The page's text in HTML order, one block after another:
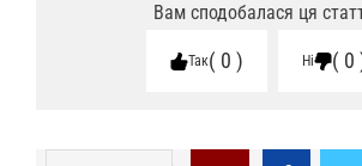
Вам сподобалася ця
Так 0 Ні 0